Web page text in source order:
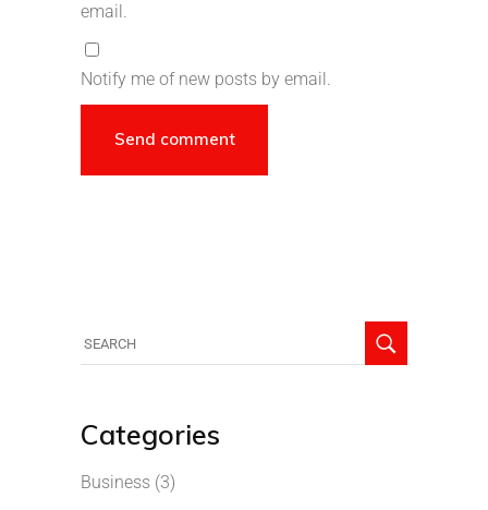
email.
Notify me of new posts by email.
Categories
Business (3)